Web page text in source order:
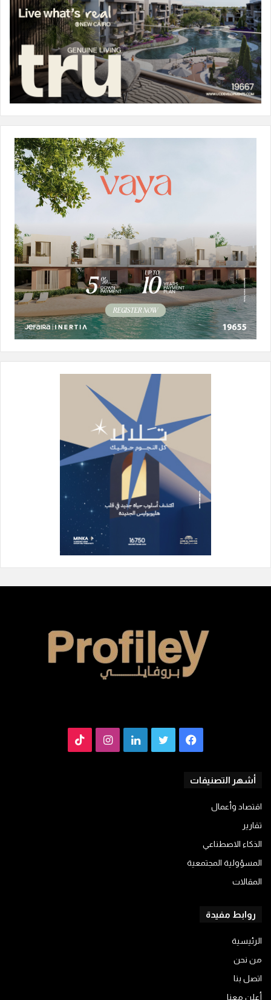
فيسبوكتويتر لينكدإن انستقرام
أشهر التصنيفات
اقتصاد وأعمال
تقارير
الذكاء الاصطناعي
المسؤولية المجتمعية
المقالات
روابط مفيدة
الرئيسية
من نحن
اتصل بنا
أعلن معنا